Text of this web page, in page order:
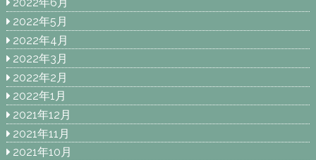
2022年6月
2022年5月
2022年4月
2022年3月
2022年2月
2022年1月
2021年12月
2021年11月
2021年10月